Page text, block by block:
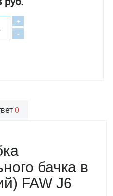
-
+
0
бачка в
FAW J6